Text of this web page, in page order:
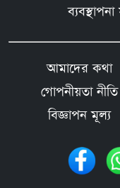
আমাদের কথা
গোপনীয়তা নীতি
বিজ্ঞাপন মূল্য